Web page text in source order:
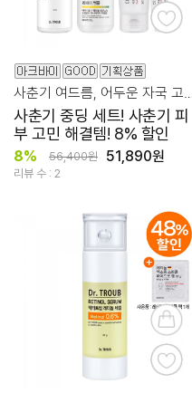
사춘기 중딩 세트! 사춘기 피
부 고민 해결템! 8% 할인
8% 56,400원 51,890원
리뷰 수 : 2